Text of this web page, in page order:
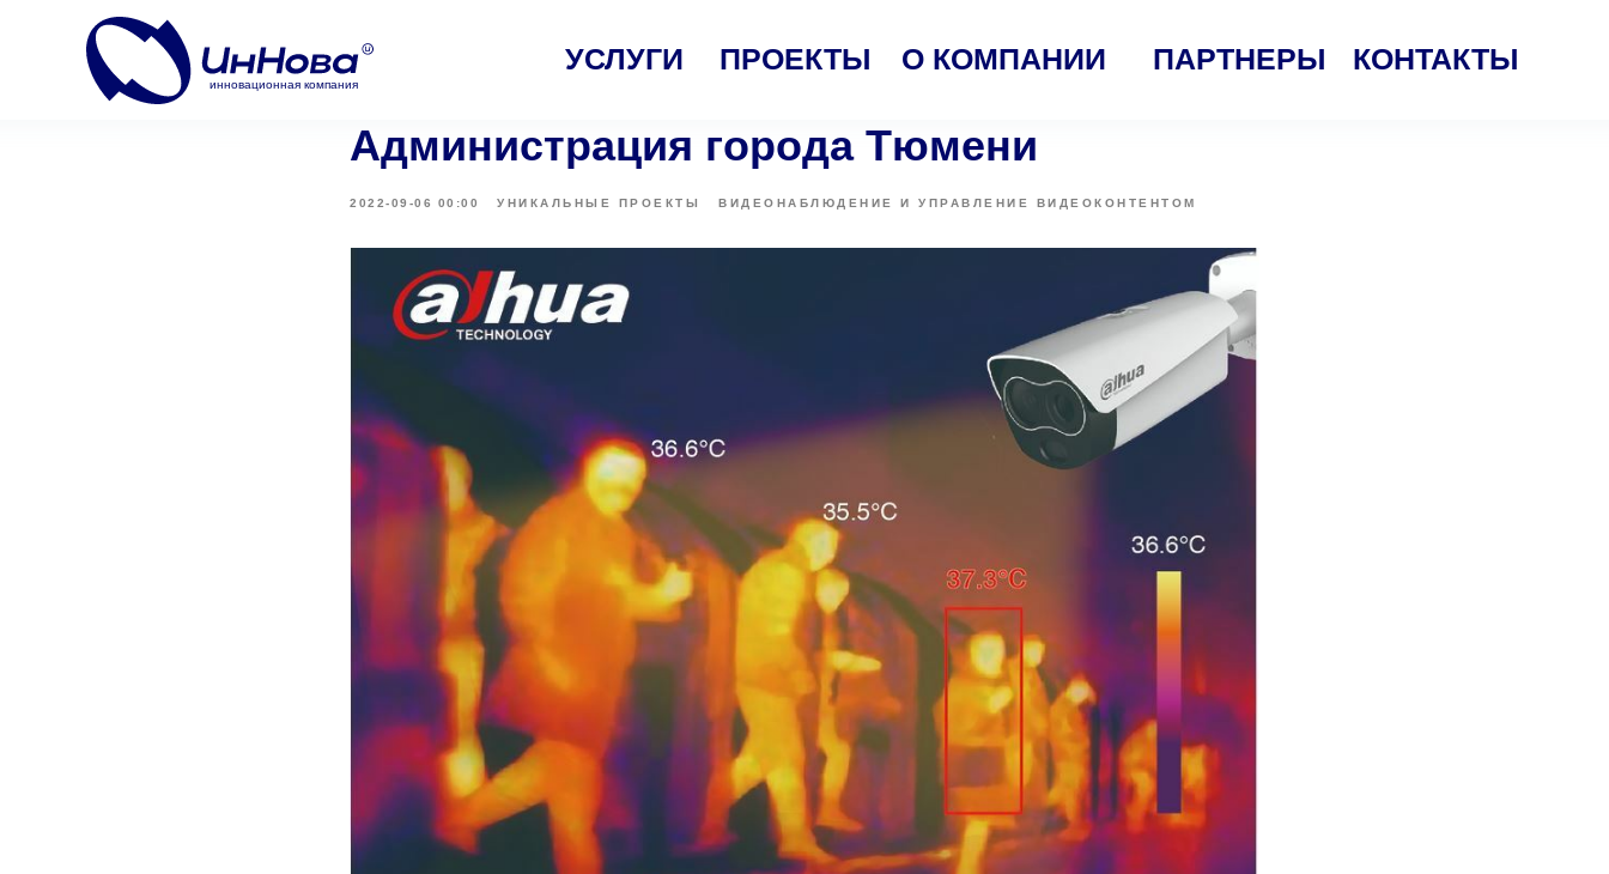
КОНТАКТЫ
О КОМПАНИИ ПАРТНЕРЫ
ПРОЕКТЫ
инновационная компания
УСЛУГИ
Администрация города Тюмени
2022-09-06 00:00 УНИКАЛЬНЫЕ ПРОЕКТЫ ВИДЕОНАБЛЮДЕНИЕ И УПРАВЛЕНИЕ ВИДЕОКОНТЕНТОМ